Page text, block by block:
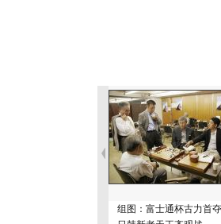
组图：富士通杯古力首